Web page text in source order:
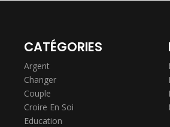
CATÉGORIES
Argent
Changer
Couple
Croire En Soi
Education